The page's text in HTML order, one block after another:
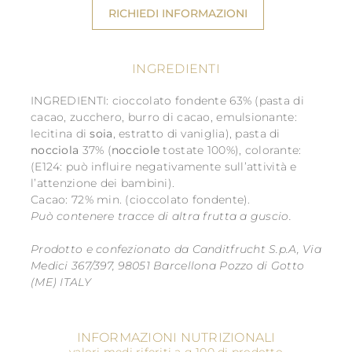
RICHIEDI INFORMAZIONI
INGREDIENTI
INGREDIENTI: cioccolato fondente 63% (pasta di
cacao, zucchero, burro di cacao, emulsionante:
lecitina disoia, estratto di vaniglia), pasta di
nocciola 37% (nocciole tostate 100%), colorante:
(E124: può influire negativamente sull’attività e
l’attenzione dei bambini).
Cacao: 72% min. (cioccolato fondente).
Può contenere tracce di altra frutta a guscio.
Prodotto e confezionato da Canditfrucht S.p.A, Via
Medici 367/397, 98051 Barcellona Pozzo di Gotto
(ME) ITALY
INFORMAZIONI NUTRIZIONALI